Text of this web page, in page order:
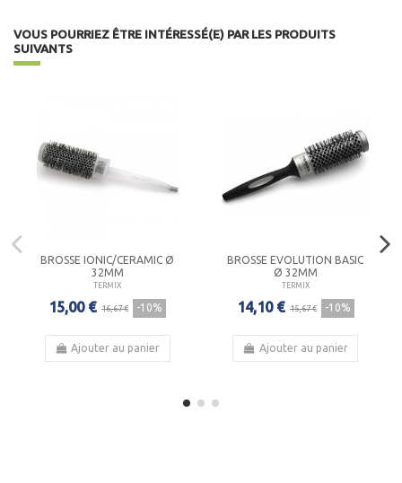
VOUS POURRIEZ ÊTRE INTÉRESSÉ(E) PAR LES PRODUITS
SUIVANTS
BROSSE IONIC/CERAMIC Ø
32MM
TERMIX
15,00 € 16,67 € -10%
Ajouter au panier
BROSSE EVOLUTION BASIC
Ø 32MM
TERMIX
14,10 € 15,67 € -10%
Ajouter au panier